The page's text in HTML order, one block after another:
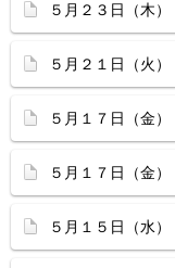
５月２３日（木
５月２１日（火
５月１７日（金
５月１７日（金
５月１５日（水